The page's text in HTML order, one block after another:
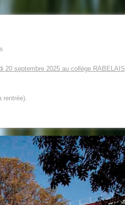
20 septembre 2025 au collège RABELAIS
rentrée).